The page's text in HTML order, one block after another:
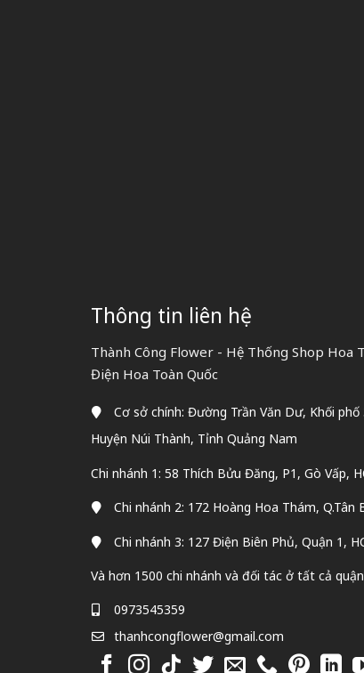
Thông tin liên hệ
Thành Công Flower - Hệ Thống Shop Hoa
Điện Hoa Toàn Quốc
Cơ sở chính: Đường Trần Văn Dư, Khối
Huyện Núi Thành, Tỉnh Quảng Nam
Chi nhánh 1: 58 Thích Bửu Đăng, P1, Gò Vấp,
Chi nhánh 2: 172 Hoàng Hoa Thám, Q.Tân
Chi nhánh 3: 127 Điện Biên Phủ, Quận 1,
Và hơn 1500 chi nhánh và đối tác ở tất cả
0973545359
thanhcongflower@gmail.com